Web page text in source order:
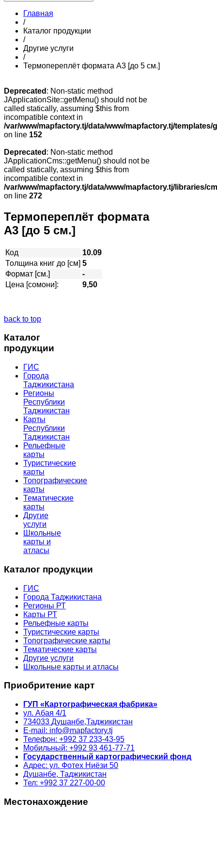
Главная
/
Каталог продукции
/
Другие услуги
/
Термопереплёт формата А3 [до 5 см.]
Deprecated : Non-static method
JApplicationSite::getMenu() should not be
called statically, assuming $this from
incompatible context in
/var/www/mapfactory.tj/data/www/mapfactory.tj/
on line 152
Deprecated : Non-static method
JApplicationCms::getMenu() should not be
called statically, assuming $this from
incompatible context in
/var/www/mapfactory.tj/data/www/mapfactory.tj/libraries/
on line 272
Термопереплёт формата
А3 [до 5 см.]
Код
10.09
Толщина книг до [см] 5
Формат [см.]
-
Цена [сомони]:
9,50
back to top
Каталог
продукции
ГИС
Города
Таджикистана
Регионы
Республики
Таджикистан
Карты
Республики
Таджикистан
Рельефные
карты
Туристические
карты
Топографические
карты
Тематические
карты
Другие
услуги
Школьные
карты и
атласы
Каталог продукции
ГИС
Города Таджикистана
Регионы РТ
Карты РТ
Рельефные карты
Туристические карты
Топографические карты
Тематические карты
Другие услуги
Школьные карты и атласы
Приобритение карт
ГУП «Картографическая фабрика»
ул. Абая 4/1
734033 Душанбе,Таджикистан
E-mail: info@mapfactory.tj
Телефон: +992 37 233-43-95
Мобильный: +992 93 461-77-71
Государственный картографический фонд
Адрес: ул. Фотех Ниёзи 50
Душанбе, Таджикистан
Тел: +992 37 227-00-00
Местонахождение